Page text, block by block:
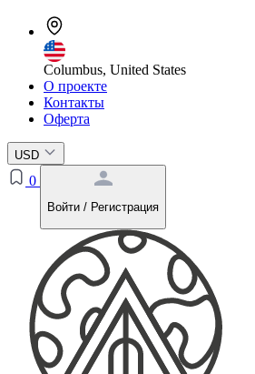
Columbus, United States
О проекте
Контакты
Оферта
USD
0
Войти / Регистрация